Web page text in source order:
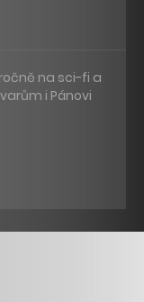
na sci-fi a
i Pánovi